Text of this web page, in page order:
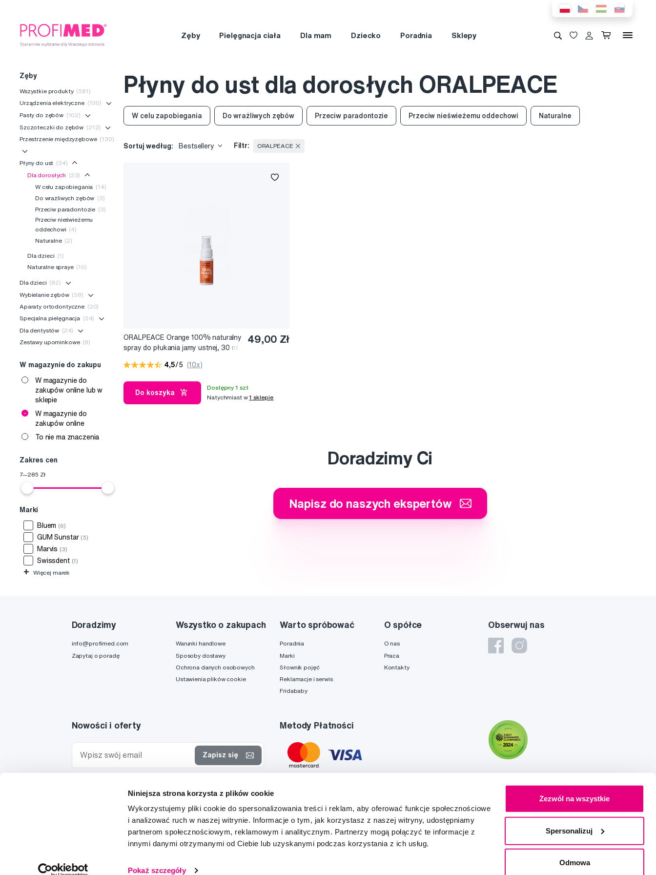
Niniejsza strona korzysta z plików cookie
Wykorzystujemy pliki cookie do spersonalizowania treści i reklam, aby oferować funkcje społecznościowe
i analizować ruch w naszej witrynie. Informacje o tym, jak korzystasz z naszej witryny, udostępniamy
partnerom społecznościowym, reklamowym i analitycznym. Partnerzy mogą połączyć te informacje z
innymi danymi otrzymanymi od Ciebie lub uzyskanymi podczas korzystania z ich usług.
Pokaż szczegóły
Zezwól na wszystkie
Spersonalizuj
Odmowa
Zęby Pielęgnacja ciała Dla mam Dziecko Poradnia Sklepy
Zęby
Wszystkie produkty (581)
Urządzenia elektryczne (130)
Pasty do zębów (102)
Szczoteczki do zębów (212)
Przestrzenie międzyzębowe (130)
Płyny do ust (34)
Dla dorosłych (23)
W celu zapobiegania (14)
Do wrażliwych zębów (3)
Przeciw paradontozie (3)
Przeciw nieświeżemu
oddechowi (4)
Naturalne (2)
Dla dzieci (1)
Naturalne spraye (10)
Dla dzieci (82)
Wybielanie zębów (58)
Aparaty ortodontyczne (20)
Specjalna pielęgnacja (24)
Dla dentystów (24)
Zestawy upominkowe (8)
W magazynie do zakupu
W magazynie do
zakupów online lub w
sklepie
W magazynie do
zakupów online
To nie ma znaczenia
Zakres cen
7—285 Zł
Marki
Bluem (6)
GUM Sunstar (5)
Marvis (3)
Swissdent (1)
+ Więcej marek
Płyny do ust dla dorosłych ORALPEACE
W celu zapobiegania Do wrażliwych zębów Przeciw paradontozie Przeciw nieświeżemu oddechowi Naturalne
Sortuj według: Bestsellery Filtr: ORALPEACE
ORALPEACE Orange 100% naturalny
spray do płukania jamy ustnej, 30 ml
49,00 Zł
4,5/5 (10x)
Do koszyka
Dostępny 1 szt
Natychmiast w1 sklepie
Doradzimy Ci
Napisz do naszych ekspertów
Obserwuj nas
Doradzimy
info@profimed.com
Zapytaj o poradę
Wszystko o zakupach
Warunki handlowe
Sposoby dostawy
Ochrona danych osobowych
Ustawienia plików cookie
Warto spróbować
Poradnia
Marki
Słownik pojęć
Reklamacje i serwis
Fridababy
O spółce
O nas
Praca
Kontakty
Nowości i oferty
Zapisz się
specjalnych i wyrażam zgodę naprzetwarzanie danych
w tym celu.
Metody Płatności
Tato stránka je chráněna službou reCAPTCHA a platí zdeZásady ochrany soukromí a
Stworzony z miłościąIZON+2FRESH